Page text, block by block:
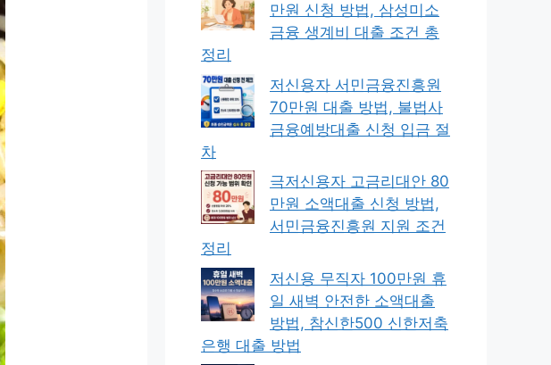
만원 신청 방법, 삼성미소
금융 생계비 대출 조건 총
정리
저신용자 서민금융진흥원
70만원 대출 방법, 불법사
금융예방대출 신청 입금 절
차
극저신용자 고금리대안 80
만원 소액대출 신청 방법,
서민금융진흥원 지원 조건
정리
저신용 무직자 100만원 휴
일 새벽 안전한 소액대출
방법, 참신한500 신한저축
은행 대출 방법